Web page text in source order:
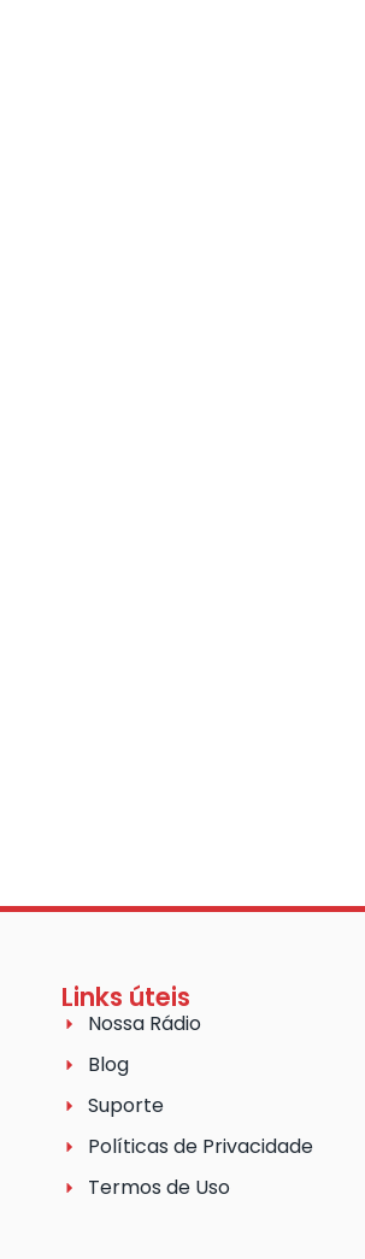
Links úteis
Nossa Rádio
Blog
Suporte
Políticas de Privacidade
Termos de Uso